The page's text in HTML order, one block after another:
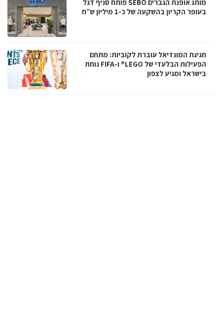
מותג אופנת הגברים SEBO פותח סניף דגל
בעופר הקריון בהשקעה של כ-1 מיליון ש”ח
חגיגת המונדיאל עוברת לקוביות: מתחם
הפעילות הבלעדי של LEGO® ו-FIFA נוחת
בישראל ומגיע לצפון